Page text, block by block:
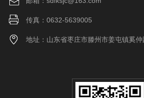
传真：0632-5639005
地址：山东省枣庄市滕州市姜屯镇奚